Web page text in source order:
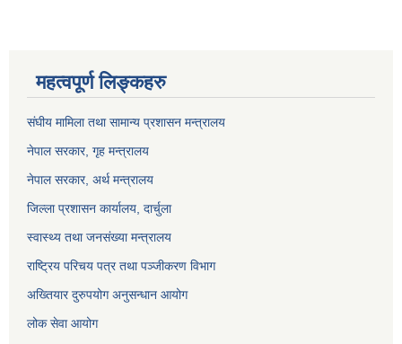
महत्वपूर्ण लिङ्कहरु
संघीय मामिला तथा सामान्य प्रशासन मन्त्रालय
नेपाल सरकार, गृह मन्त्रालय
नेपाल सरकार, अर्थ मन्त्रालय
जिल्ला प्रशासन कार्यालय, दार्चुला
स्वास्थ्य तथा जनसंख्या मन्त्रालय
राष्ट्रिय परिचय पत्र तथा पञ्जीकरण विभाग
अख्तियार दुरुपयोग अनुसन्धान आयोग
लोक सेवा आयोग